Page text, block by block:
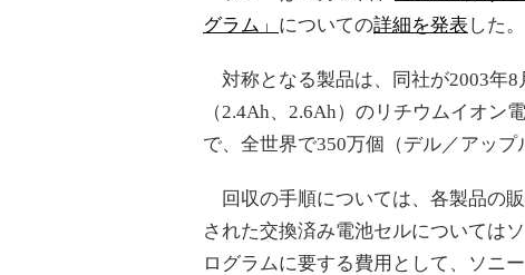
グラム」 についての詳細を発表 した。
対称となる製品は、同社が2003年8
（2.4Ah、2.6Ah）のリチウムイオン
で、全世界で350万個（デル／アッ
回収の手順については、各製品の
された交換済み電池セルについては
ログラムに要する費用として、ソニ